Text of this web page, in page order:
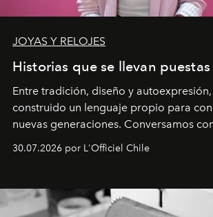
JOYAS Y RELOJES
Historias que se llevan puestas
Entre tradición, diseño y
construido un lenguaje propio para
nuevas generaciones. Conversamos
Latinoamérica, sobre identidad, cultura
30.07.2026 por L'Officiel Chile